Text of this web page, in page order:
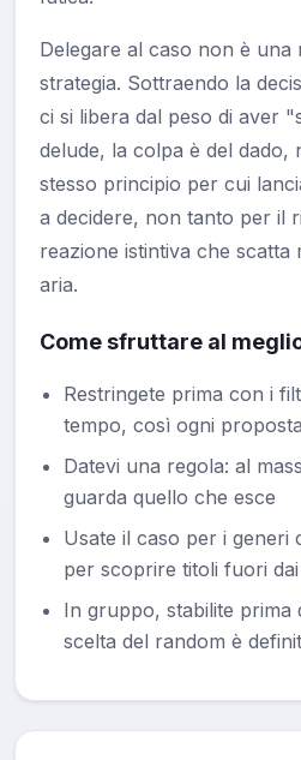
Delegare al caso non è una
strategia. Sottraendo la
ci si libera dal peso di aver
delude, la colpa è del dado,
stesso principio per cui
a decidere, non tanto per il
reazione istintiva che scatta
aria.
Come sfruttare al
Restringete prima con i
tempo, così ogni
Datevi una regola: al
guarda quello che esce
Usate il caso per i generi
per scoprire titoli fuori
In gruppo, stabilite prima
scelta del random è